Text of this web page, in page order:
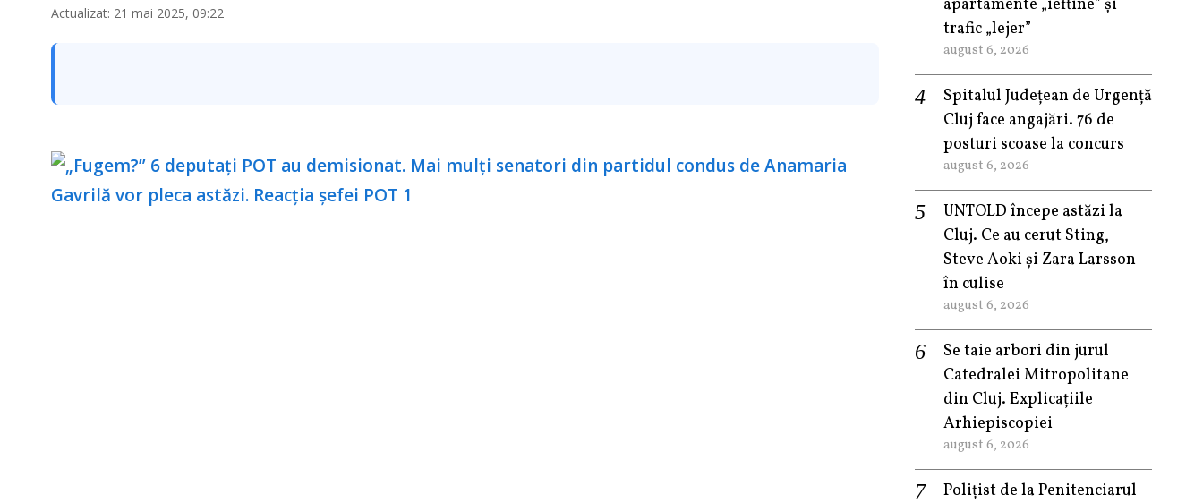
Actualizat: 21 mai 2025, 09:22
apartamente „ieftine” și
trafic „lejer”
august 6, 2026
Spitalul Județean de Urgență
Cluj face angajări. 76 de
posturi scoase la concurs
august 6, 2026
UNTOLD începe astăzi la
Cluj. Ce au cerut Sting,
Steve Aoki și Zara Larsson
în culise
august 6, 2026
Se taie arbori din jurul
Catedralei Mitropolitane
din Cluj. Explicațiile
Arhiepiscopiei
august 6, 2026
Polițist de la Penitenciarul